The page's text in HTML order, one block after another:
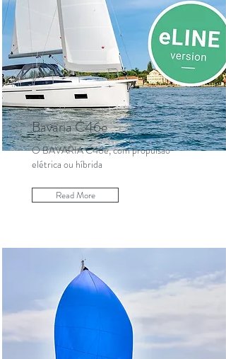
Bavaria C46e
O BAVARIA C46e, com propulsão
elétrica ou híbrida
Read More